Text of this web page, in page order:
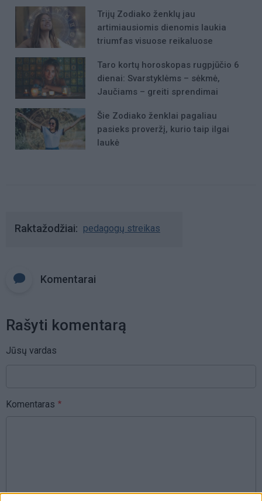
Trijų Zodiako ženklų jau
artimiausiomis dienomis laukia
triumfas visuose reikaluose
Taro kortų horoskopas rugpjūčio 6
dienai: Svarstyklėms – sėkmė,
Jaučiams – greiti sprendimai
Šie Zodiako ženklai pagaliau
pasieks proveržį, kurio taip ilgai
laukė
Raktažodžiai pedagogų streikas
Komentarai
Rašyti komentarą
Jūsų vardas
Komentaras